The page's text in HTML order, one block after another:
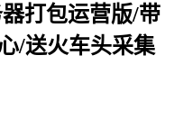
打包运营版/带
/送火车头采集